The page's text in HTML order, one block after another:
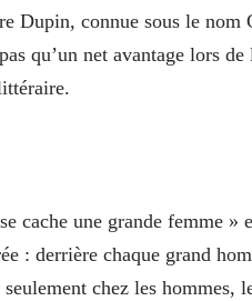
Dupin, connue sous le nom
qu’un net avantage lors
cache une grande femme
: derrière chaque grand
chez les hommes,